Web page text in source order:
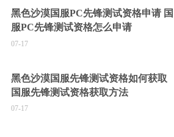
黑色沙漠国服PC先锋测试资格申请 国
服PC先锋测试资格怎么申请
07-17
黑色沙漠国服先锋测试资格如何获取
国服先锋测试资格获取方法
07-17